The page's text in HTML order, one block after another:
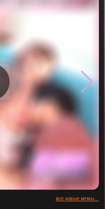
все новые мемы...